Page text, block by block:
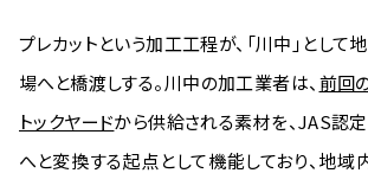
プレカットという加工工程が、「川中」とし
場へと橋渡しする。川中の加工業者は、前回
トックヤードから供給される素材を、JAS認
へと変換する起点として機能しており、地域